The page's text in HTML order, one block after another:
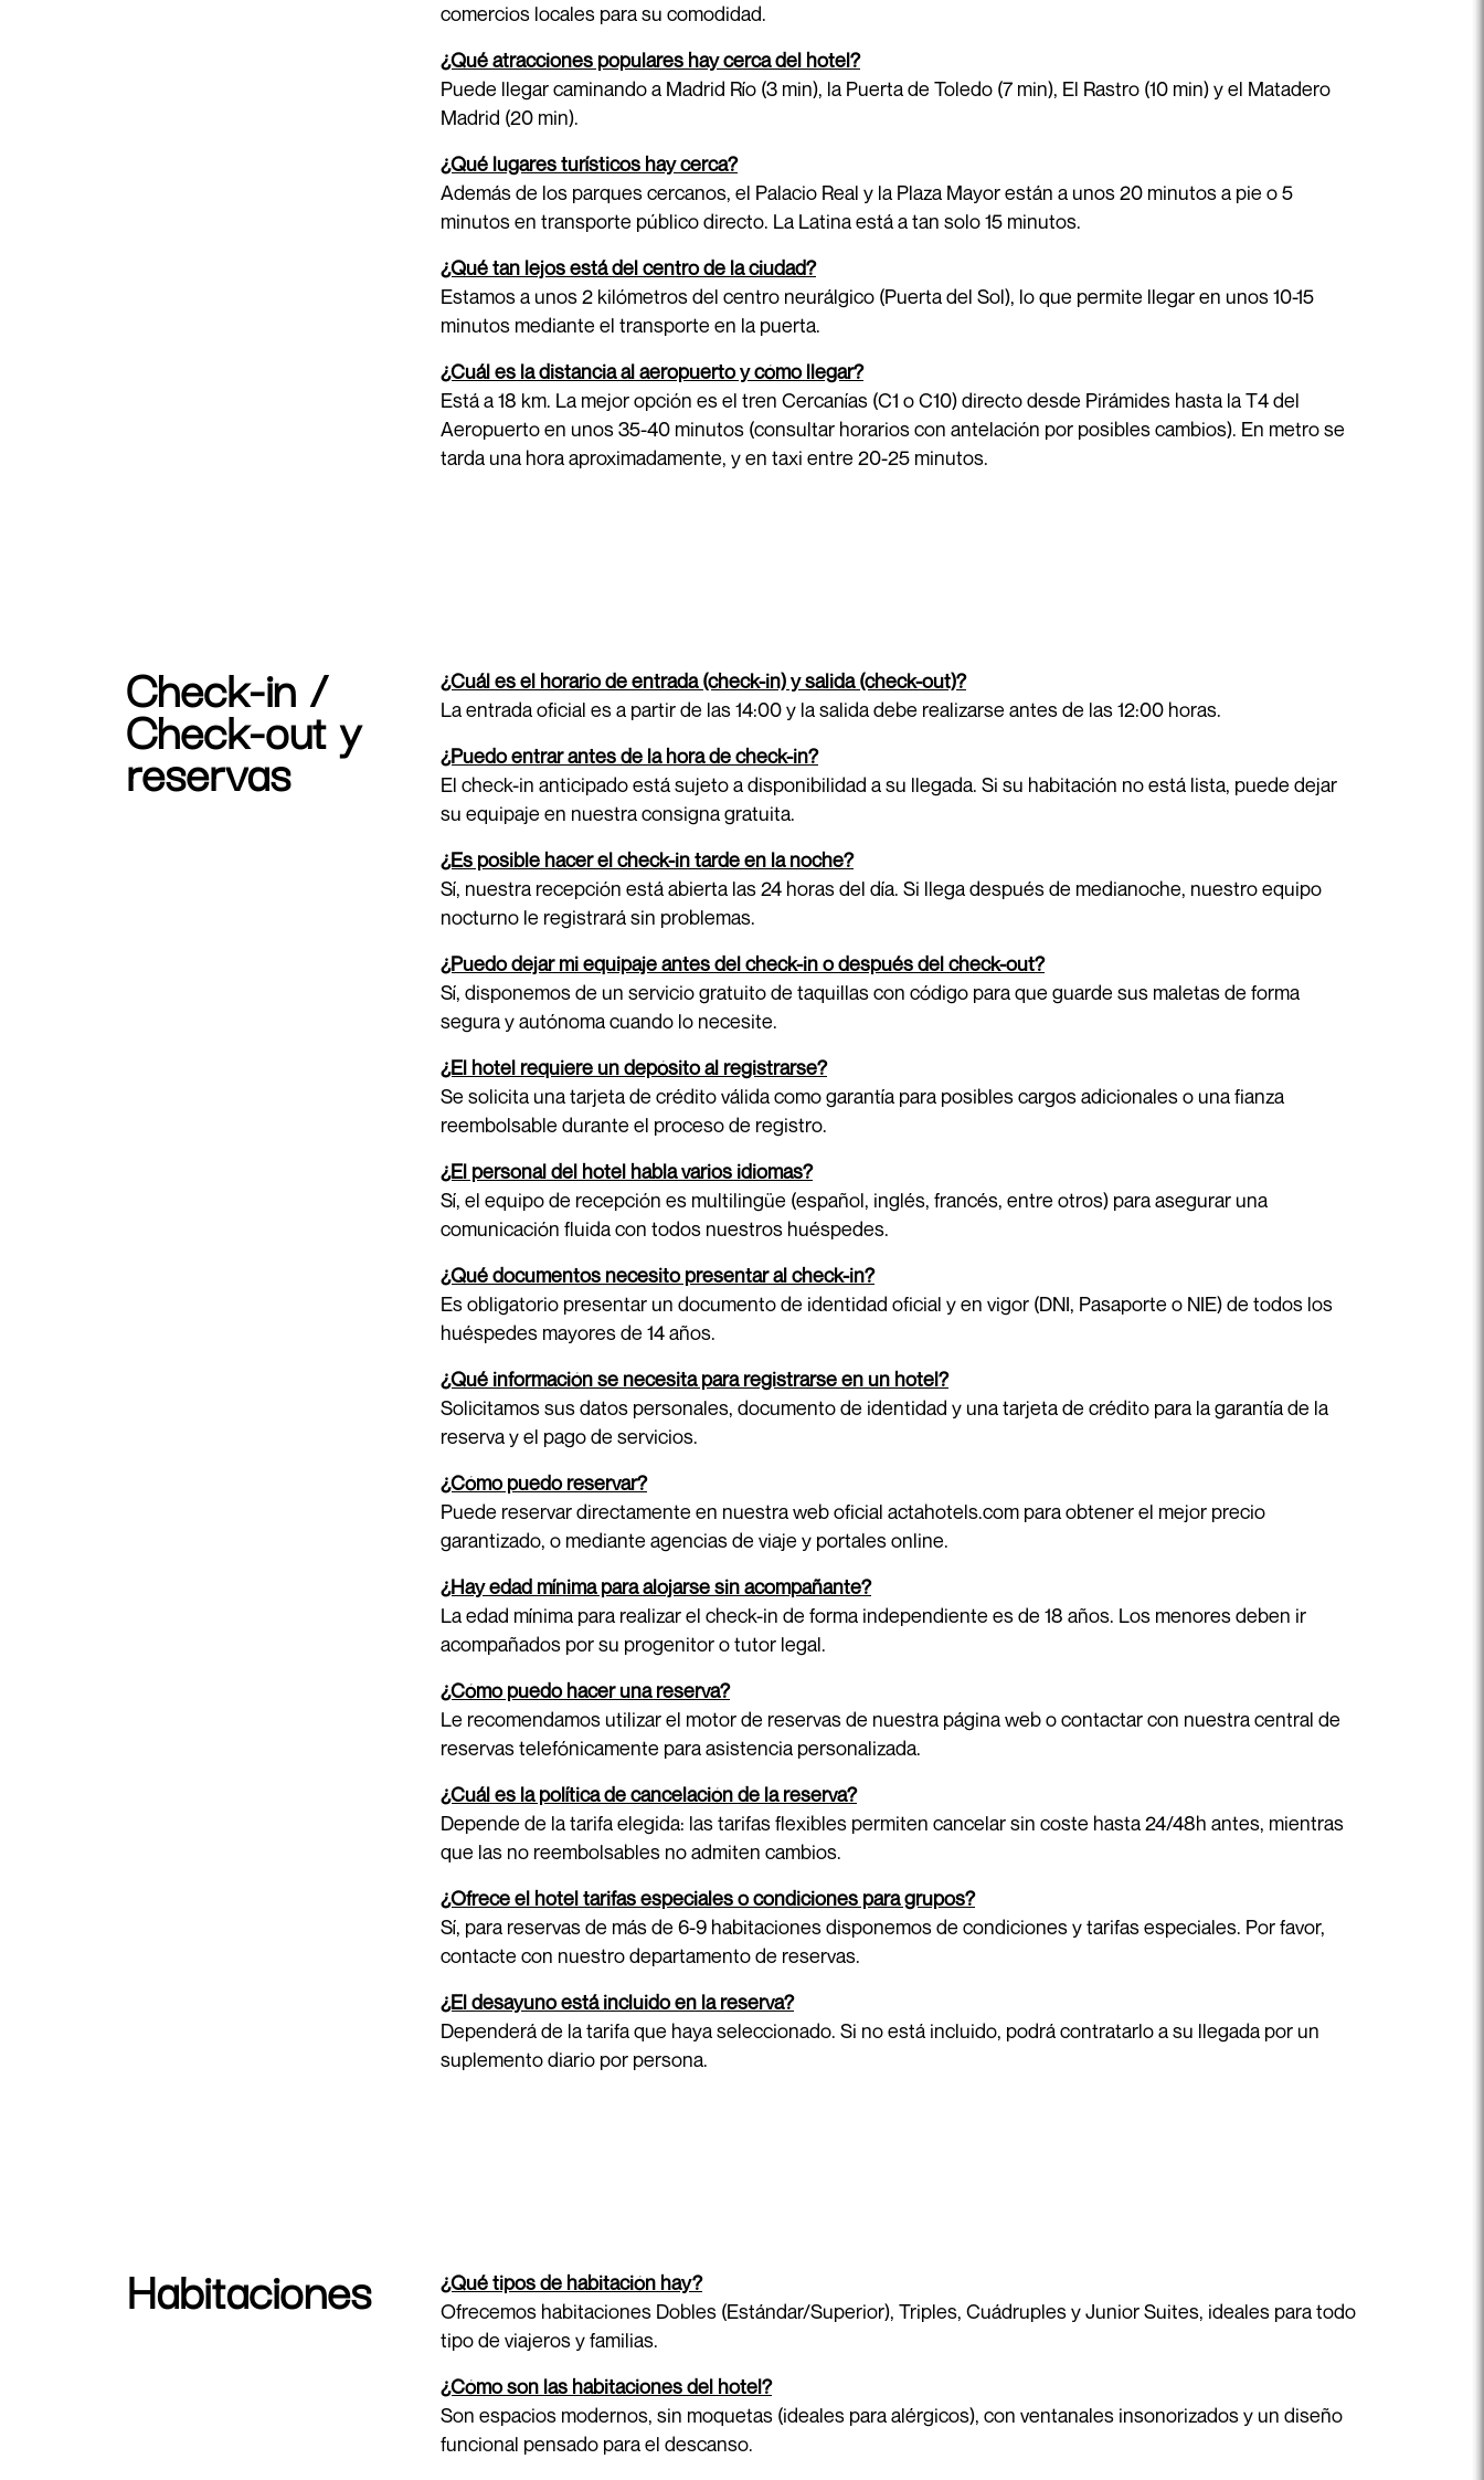
comercios locales para su comodidad.
¿Qué atracciones populares hay cerca del hotel?
Puede llegar caminando a Madrid Río (3 min), la Puerta de Toledo (7 min), El Rastro (10 min) y el Matadero
Madrid (20 min).
¿Qué lugares turísticos hay cerca?
Además de los parques cercanos, el Palacio Real y la Plaza Mayor están a unos 20 minutos a pie o 5
minutos en transporte público directo. La Latina está a tan solo 15 minutos.
¿Qué tan lejos está del centro de la ciudad?
Estamos a unos 2 kilómetros del centro neurálgico (Puerta del Sol), lo que permite llegar en unos 10-15
minutos mediante el transporte en la puerta.
¿Cuál es la distancia al aeropuerto y cómo llegar?
Está a 18 km. La mejor opción es el tren Cercanías (C1 o C10) directo desde Pirámides hasta la T4 del
Aeropuerto en unos 35-40 minutos (consultar horarios con antelación por posibles cambios). En metro se
tarda una hora aproximadamente, y en taxi entre 20-25 minutos.
Check-in /
Check-out y
reservas
¿Cuál es el horario de entrada (check-in) y salida (check-out)?
La entrada oficial es a partir de las 14:00 y la salida debe realizarse antes de las 12:00 horas.
¿Puedo entrar antes de la hora de check-in?
El check-in anticipado está sujeto a disponibilidad a su llegada. Si su habitación no está lista, puede dejar
su equipaje en nuestra consigna gratuita.
¿Es posible hacer el check-in tarde en la noche?
Sí, nuestra recepción está abierta las 24 horas del día. Si llega después de medianoche, nuestro equipo
nocturno le registrará sin problemas.
¿Puedo dejar mi equipaje antes del check-in o después del check-out?
Sí, disponemos de un servicio gratuito de taquillas con código para que guarde sus maletas de forma
segura y autónoma cuando lo necesite.
¿El hotel requiere un depósito al registrarse?
Se solicita una tarjeta de crédito válida como garantía para posibles cargos adicionales o una fianza
reembolsable durante el proceso de registro.
¿El personal del hotel habla varios idiomas?
Sí, el equipo de recepción es multilingüe (español, inglés, francés, entre otros) para asegurar una
comunicación fluida con todos nuestros huéspedes.
¿Qué documentos necesito presentar al check-in?
Es obligatorio presentar un documento de identidad oficial y en vigor (DNI, Pasaporte o NIE) de todos los
huéspedes mayores de 14 años.
¿Qué información se necesita para registrarse en un hotel?
Solicitamos sus datos personales, documento de identidad y una tarjeta de crédito para la garantía de la
reserva y el pago de servicios.
¿Cómo puedo reservar?
Puede reservar directamente en nuestra web oficial actahotels.com para obtener el mejor precio
garantizado, o mediante agencias de viaje y portales online.
¿Hay edad mínima para alojarse sin acompañante?
La edad mínima para realizar el check-in de forma independiente es de 18 años. Los menores deben ir
acompañados por su progenitor o tutor legal.
¿Cómo puedo hacer una reserva?
Le recomendamos utilizar el motor de reservas de nuestra página web o contactar con nuestra central de
reservas telefónicamente para asistencia personalizada.
¿Cuál es la política de cancelación de la reserva?
Depende de la tarifa elegida: las tarifas flexibles permiten cancelar sin coste hasta 24/48h antes, mientras
que las no reembolsables no admiten cambios.
¿Ofrece el hotel tarifas especiales o condiciones para grupos?
Sí, para reservas de más de 6-9 habitaciones disponemos de condiciones y tarifas especiales. Por favor,
contacte con nuestro departamento de reservas.
¿El desayuno está incluido en la reserva?
Dependerá de la tarifa que haya seleccionado. Si no está incluido, podrá contratarlo a su llegada por un
suplemento diario por persona.
Habitaciones
¿Qué tipos de habitación hay?
Ofrecemos habitaciones Dobles (Estándar/Superior), Triples, Cuádruples y Junior Suites, ideales para todo
tipo de viajeros y familias.
¿Cómo son las habitaciones del hotel?
Son espacios modernos, sin moquetas (ideales para alérgicos), con ventanales insonorizados y un diseño
funcional pensado para el descanso.